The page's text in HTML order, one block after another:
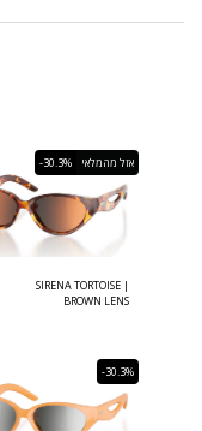
אזל מהמלאי -30.3%
SIRENA TORTOISE |
BROWN LENS
-30.3%